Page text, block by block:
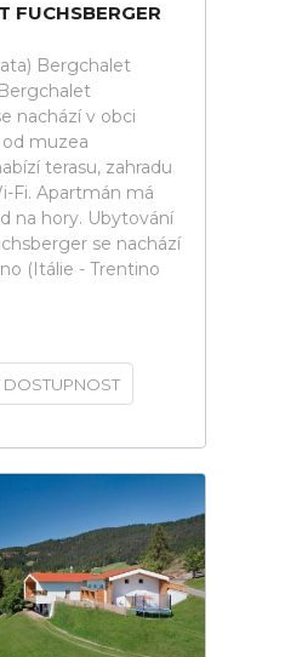
FUCHSBERGER
Bergchalet
nachází v obci
od muzea
terasu, zahradu
Fi. Apartmán má
na hory. Ubytování
se nachází
(Itálie - Trentino
DOSTUPNOST